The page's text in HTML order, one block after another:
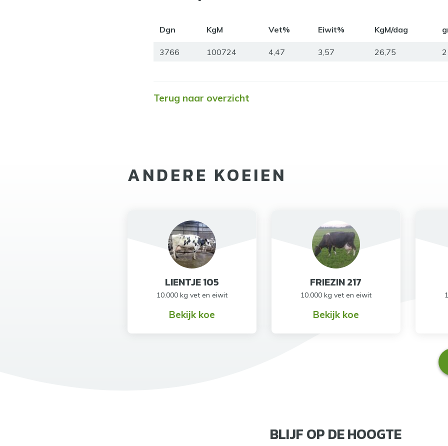
Dgn KgM Vet% Eiwit% KgM/dag
3766 100724 4,47 3,57 26,75
Terug naar overzicht
ANDERE KOEIEN
LIENTJE 105
10.000 kg vet en eiwit
Bekijk koe
FRIEZIN 217
10.000 kg vet en eiwit
Bekijk koe
BLIJF OP DE HOOGTE